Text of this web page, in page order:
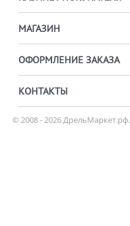
МАГАЗИН
ОФОРМЛЕНИЕ ЗАКАЗА
КОНТАКТЫ
© 2008 - 2026 ДрельМаркет.рф.